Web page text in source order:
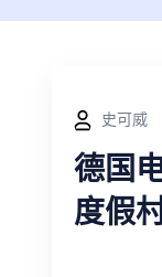
史可威
德国
度假